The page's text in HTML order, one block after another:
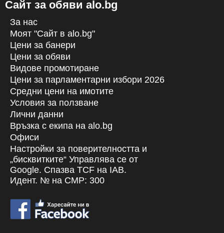
Сайт за обяви alo.bg
За нас
Моят "Сайт в alo.bg"
Цени за банери
Цени за обяви
Видове промотиране
Цени за парламентарни избори 2026
Средни цени на имотите
Условия за ползване
Лични данни
Връзка с екипa на alo.bg
Офиси
Настройки за поверителността и
„бисквитките“ Управлява се от
Google. Спазва TCF на IAB.
Идент. № на CMP: 300